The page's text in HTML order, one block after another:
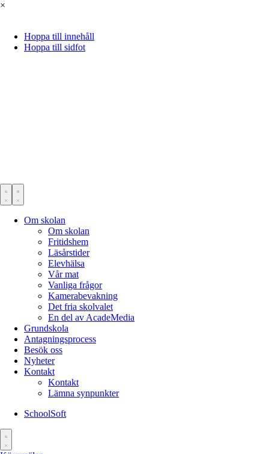
×
Hoppa till innehåll
Hoppa till sidfot
Om skolan
Om skolan
Fritidshem
Läsårstider
Elevhälsa
Vår mat
Vanliga frågor
Kamerabevakning
Det fria skolvalet
En del av AcadeMedia
Grundskola
Antagningsprocess
Besök oss
Nyheter
Kontakt
Kontakt
Lämna synpunkter
SchoolSoft